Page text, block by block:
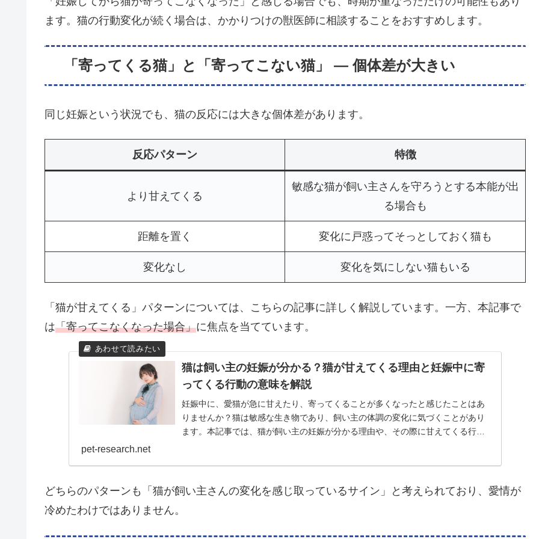
ます。猫の行動変化が続く場合は、かかりつけの獣医師に相談することをおすすめします。
「寄ってくる猫」と「寄ってこない猫」 — 個体差が大きい
同じ妊娠という状況でも、猫の反応には大きな個体差があります。
反応パターン 特徴
より甘えてくる
敏感な猫が飼い主さんを守ろうとする本能が出
る場合も
距離を置く 変化に戸惑ってそっとしておく猫も
変化なし 変化を気にしない猫もいる
「猫が甘えてくる」パターンについては、こちらの記事に詳しく解説しています。一方、本記事で
は「寄ってこなくなった場合」に焦点を当てています。
猫は飼い主の妊娠が分かる？猫が甘えてくる理由と妊娠中に寄
ってくる行動の意味を解説
妊娠中に、愛猫が急に甘えたり、寄ってくることが多くなったと感じたことはあ
りませんか？猫は敏感な生き物であり、飼い主の体調の変化に気づくことがあり
ます。本記事では、猫が飼い主の妊娠が分かる理由や、その際に甘えてくる行動
pet-research.net
どちらのパターンも「猫が飼い主さんの変化を感じ取っているサイン」と考えられており、愛情が
冷めたわけではありません。